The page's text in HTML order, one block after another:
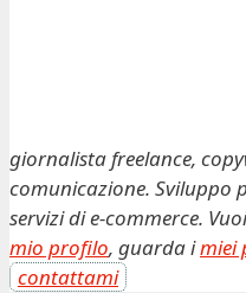
giornalista freelance,
comunicazione. Sviluppo
servizi di e-commerce.
mio profilo, guarda imiei
contattami